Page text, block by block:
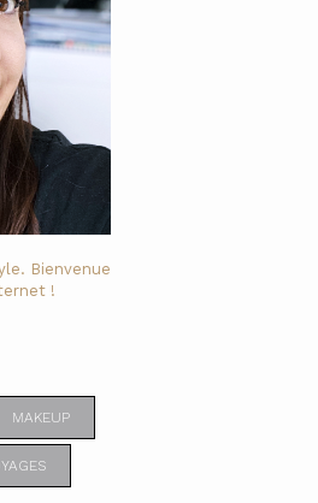
Bienvenue
!
MAKEUP